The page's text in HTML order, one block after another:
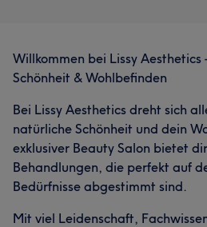
Was unsere Kunden über Lissy
Freundlich 14
Willkommen bei Lissy Aesthetics
Schönheit & Wohlbefinden
Bei Lissy Aesthetics dreht sich
natürliche Schönheit und dein
exklusiver Beauty Salon bietet
Behandlungen, die perfekt auf
Bedürfnisse abgestimmt sind.
Mit viel Leidenschaft,